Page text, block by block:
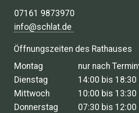
07161 9873970
info@schlat.de
Öffnungszeiten des Rathauses
Montag
nur nach
Dienstag
14:00 bis 18:30
Mittwoch
10:00 bis 13:30
Donnerstag
07:30 bis 12:00